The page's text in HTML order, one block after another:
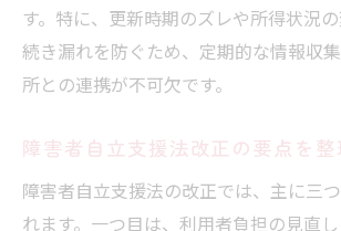
す。特に、更新時期のズレや所得状況
続き漏れを防ぐため、定期的な情報収
所との連携が不可欠です。
障害者自立支援法改正の要点を整
障害者自立支援法の改正では、主に三
れます。一つ目は、利用者負担の見直